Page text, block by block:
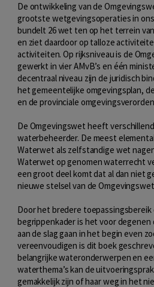
De ontwikkeling van de
grootste wetgevingsoperaties in
bundelt 26 wet ten op het terrein
en ziet daardoor op talloze
activiteiten. Op rijksniveau is de
gewerkt in vier AMvB’s en één
decentraal niveau zijn de juridisch
het gemeentelijke omgevingsplan,
en de provinciale
De Omgevingswet heeft
waterbeheerder. De meest
Waterwet als zelfstandige wet
Waterwet op genomen waterrecht
een groot deel komt dat al dan niet
nieuwe stelsel van de
Door het bredere toepassingsbereik
begrippenkader is het voor
aan de slag gaan in het begin even
vereenvoudigen is dit boek
belangrijke wateronderwerpen en
waterthema’s kan de
gemakkelijk zijn of haar weg in het